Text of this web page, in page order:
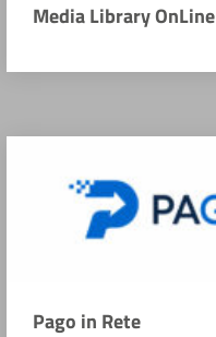
Media Library OnLine
Pago in Rete